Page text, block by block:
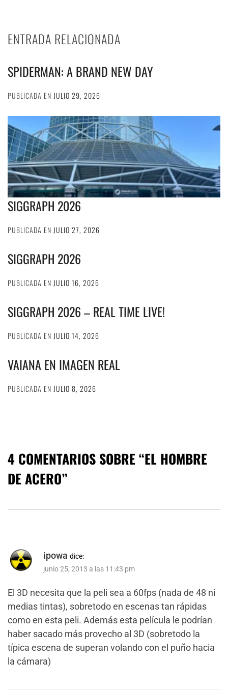
ENTRADA RELACIONADA
SPIDERMAN: A BRAND NEW DAY
PUBLICADA EN JULIO 29, 2026
SIGGRAPH 2026
PUBLICADA EN JULIO 27, 2026
SIGGRAPH 2026
PUBLICADA EN JULIO 16, 2026
SIGGRAPH 2026 – REAL TIME LIVE!
PUBLICADA EN JULIO 14, 2026
VAIANA EN IMAGEN REAL
PUBLICADA EN JULIO 8, 2026
4 COMENTARIOS SOBRE “EL HOMBRE
DE ACERO”
ipowa dice:
junio 25, 2013 a las 11:43 pm
El 3D necesita que la peli sea a 60fps (nada de 48 ni
medias tintas), sobretodo en escenas tan rápidas
como en esta peli. Además esta película le podrían
haber sacado más provecho al 3D (sobretodo la
típica escena de superan volando con el puño hacia
la cámara)